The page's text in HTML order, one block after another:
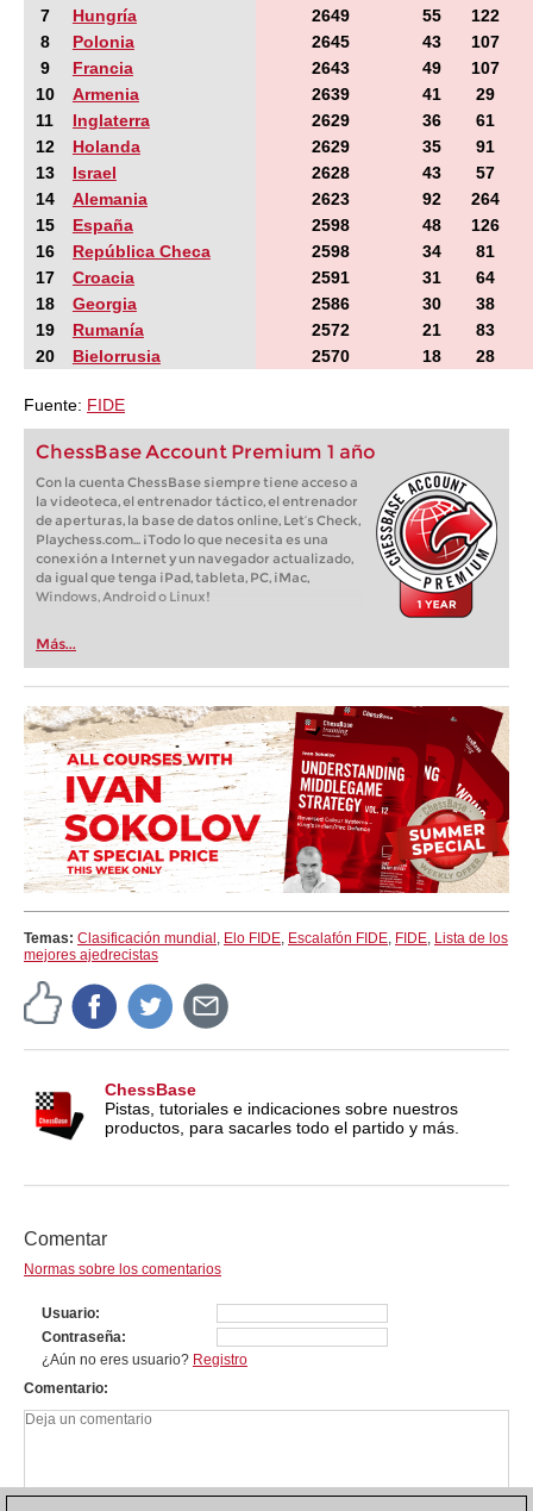
7
Hungría 2649 55
122
8
Polonia 2645 43
107
9
Francia 2643 49
107
10
Armenia 2639 41
29
11
Inglaterra 2629 36
61
12
Holanda 2629 35
91
13
Israel 2628 43
57
14
Alemania 2623 92
264
15
España 2598 48
126
16
República Checa 2598 34
81
17
Croacia 2591 31
64
18
Georgia 2586 30
38
19
Rumanía 2572 21
83
20
Bielorrusia 2570 18 28
Fuente: FIDE
ChessBase Account Premium 1 año
Con la cuenta ChessBase siempre tiene acceso a
la videoteca, el entrenador táctico, el entrenador
de aperturas, la base de datos online, Let’s Check,
Playchess.com... ¡Todo lo que necesita es una
conexión a Internet y un navegador actualizado,
da igual que tenga iPad, tableta, PC, iMac,
Windows, Android o Linux!
Más...
Temas: Clasificación mundial , Elo FIDE, Escalafón FIDE, FIDE, Lista de los
mejores ajedrecistas
ChessBase
Pistas, tutoriales e indicaciones sobre nuestros
productos, para sacarles todo el partido y más.
Comentar
Normas sobre los comentarios
Usuario
Contraseña
¿Aún no eres usuario? Registro
Comentario